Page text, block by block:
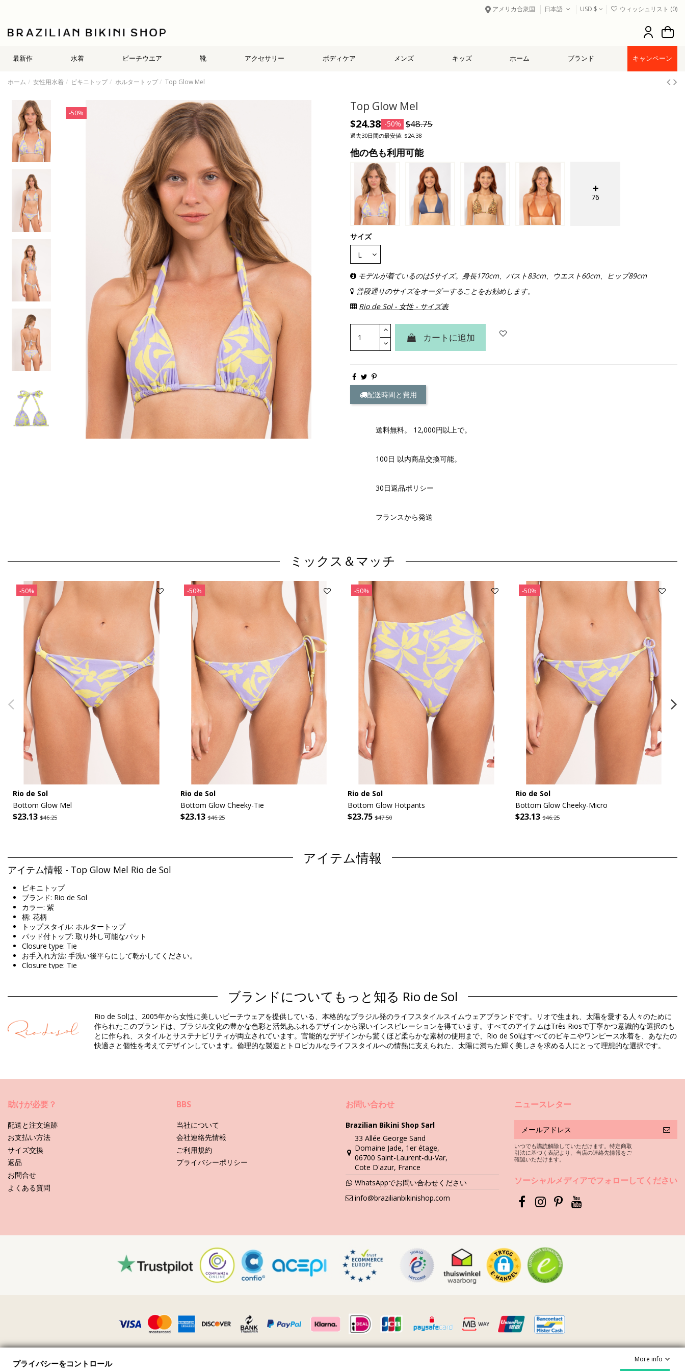
アメリカ合衆国 日本語 USD $ ウィッシュリスト (0)
最新作 水着 ビーチウエア 靴 アクセサリー ボディケア メンズ キッズ ホーム ブランド キャンペーン
ホーム 女性用水着 ビキニトップ ホルタートップ Top Glow Mel
-50% Top Glow Mel
$24.38 -50% $48.75
過去30日間の最安値: $24.38
他の色も利用可能
76
サイズ
モデルが着ているのはSサイズ。身長170cm、バスト83cm、ウエスト60cm、ヒップ89cm
普段通りのサイズをオーダーすることをお勧めします。
Rio de Sol - 女性 - サイズ表
カートに追加
配送時間と費用
送料無料。 12,000円以上で。
100日 以内商品交換可能。
30日返品ポリシー
フランスから発送
ミックス＆マッチ
-50%
Rio de Sol
Bottom Glow Mel
$23.13 $46.25
-50%
Rio de Sol
Bottom Glow Cheeky-Tie
$23.13$46.25
-50%
Rio de Sol
Bottom Glow Hotpants
$23.75 $47.50
-50%
Rio de Sol
Bottom Glow Cheeky-Micro
$23.13$46.25
アイテム情報
アイテム情報 - Top Glow Mel Rio de Sol
ビキニトップ
ブランド: Rio de Sol
カラー: 紫
柄: 花柄
トップスタイル: ホルタートップ
パッド付トップ: 取り外し可能なパット
Closure type: Tie
お手入れ方法: 手洗い後平らにして乾かしてください。
Closure type: Tie
組成物
組成物: 84% Polyamide, 16% Elastane - OEKO-TEX - Chlorine Resistant
裏地: 84% Polyamide, 16% Elastane - Oeko-Tex
UV Protection: UPF 50+
パッケージを含む: 1 x ビキニトップ (他の装飾品は含まれていません。 )
SKU: 1981120292
EAN: XS (7899810272744), S (7899810272751), M (7899810272768), L (7899810272775), XL (7899810272782)
重さ : 55g / 0.12lb / 1.94oz
カットにより柄が異なることがあります。
補正された写真
洗い方と手入れ方法
お手入れ方法: Rio de Sol Top Glow Mel
新しいビキニセットで数シーズン中楽しんでみたいですか？もしそうなら、それをケアする方法を知る必要があります。貴方がひと夏以上ビキニセットを楽しみたいのでしたら、良質な生地を選ぶのはもちろ
ん、それを何年か長持ちさせるにはどうしたら良いのでしょうか？
まず第一に：ザラザラした表面はお避け下さい。座ったり横になったりする際は、必ずタオルをご使用下さい。コンクリートや石（プールの縁など）、木（破片など）などの表面に直接触れると、水着の柔ら
にシンプルな石鹸のご使用をお勧めしますが、水着用の特別な洗剤製品が好ましいです。
また、ビーチバッグやポーチから濡れた水着を取り出すのを忘れないで下さい。長時間濡らしたままにして湿らせないで下さい。何故かと言いますと、柄や模様が変色したり、または、ビキニがストーンや真
珠またはフリルで装飾されている場合、洗っている最中に、擦れたりねじれたり伸びたりすることを避けるためです。
乾燥方法は？直射日光はお避け下さい。ビキニか水着をタオルの上に置き、余計な水分を取り除くのにに優しく包んで下さい。タオルの上で平らに置きにし、日陰干しで乾燥させて下さい。直射日光に当てま
すと、色落ちすることがあります。ドライヤーは絶対に使わないで下さい。
ブランドについてもっと知る Rio de Sol
Rio de Solは、2005年から女性に美しいビーチウェアを提供している、本格的なブラジル発のライフスタイルスイムウェアブランドです。リオで生まれ、太陽を愛する人々のために
作られたこのブランドは、ブラジル文化の豊かな色彩と活気あふれるデザインから深いインスピレーションを得ています。すべてのアイテムはTrês Riosで丁寧かつ意識的な選択のも
とに作られ、スタイルとサステナビリティが両立されています。官能的なデザインから驚くほど柔らかな素材の使用まで、Rio de Solはすべてのビキニやワンピース水着を、あなたの
快適さと個性を考えてデザインしています。倫理的な製造とトロピカルなライフスタイルへの情熱に支えられた、太陽に満ちた輝く美しさを求める人にとって理想的な選択です。
助けが必要？
配送と注文追跡
お支払い方法
サイズ交換
返品
お問合せ
よくある質問
BBS
当社について
会社連絡先情報
ご利用規約
プライバシーポリシー
お問い合わせ
Brazilian Bikini Shop Sarl
33 Allée George Sand
Domaine Jade, 1er étage,
06700 Saint-Laurent-du-Var,
Cote D'azur, France
WhatsAppでお問い合わせください
info@brazilianbikinishop.com
ニュースレター
いつでも購読解除していただけます。特定商取
引法に基づく表記より、当店の連絡先情報をご
確認いただけます。
ソーシャルメディアでフォローしてください
プライバシーをコントロール More info